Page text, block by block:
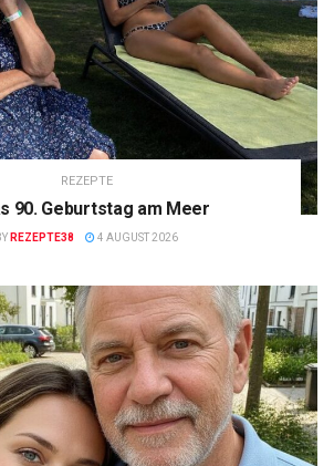
REZEPTE
90. Geburtstag am Meer
REZEPTE38 4 AUGUST 2026